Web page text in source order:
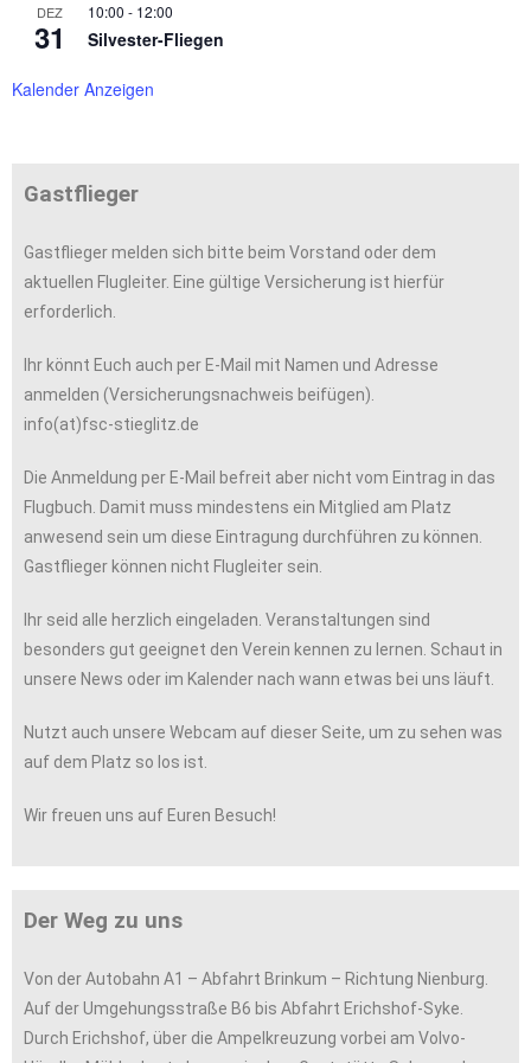
DEZ
31
10:00 - 12:00
Silvester-Fliegen
Kalender Anzeigen
Gastflieger
Gastflieger melden sich bitte beim Vorstand oder dem
aktuellen Flugleiter. Eine gültige Versicherung ist hierfür
erforderlich.
Ihr könnt Euch auch per E-Mail mit Namen und Adresse
anmelden (Versicherungsnachweis beifügen).
info(at)fsc-stieglitz.de
Die Anmeldung per E-Mail befreit aber nicht vom Eintrag in das
Flugbuch. Damit muss mindestens ein Mitglied am Platz
anwesend sein um diese Eintragung durchführen zu können.
Gastflieger können nicht Flugleiter sein.
Ihr seid alle herzlich eingeladen. Veranstaltungen sind
besonders gut geeignet den Verein kennen zu lernen. Schaut in
unsere News oder im Kalender nach wann etwas bei uns läuft.
Nutzt auch unsere Webcam auf dieser Seite, um zu sehen was
auf dem Platz so los ist.
Wir freuen uns auf Euren Besuch!
Der Weg zu uns
Von der Autobahn A1 – Abfahrt Brinkum – Richtung Nienburg.
Auf der Umgehungsstraße B6 bis Abfahrt Erichshof-Syke.
Durch Erichshof, über die Ampelkreuzung vorbei am Volvo-